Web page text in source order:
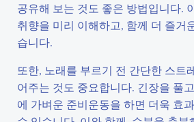
공유해 보는 것도 좋은 방법입니다.
취향을 미리 이해하고, 함께 더 즐거
습니다.
또한, 노래를 부르기 전 간단한 스트
어주는 것도 중요합니다. 긴장을 풀
에 가벼운 준비운동을 하면 더욱 효